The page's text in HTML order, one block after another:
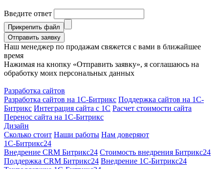
Введите ответ
Прикрепить файл
Отправить заявку
Наш менеджер по продажам свяжется с вами в ближайшее
время
Нажимая на кнопку «Отправить заявку», я соглашаюсь на
обработку моих персональных данных
Разработка сайтов
Разработка сайтов на 1С-Битрикс Поддержка сайтов на 1С-
Битрикс Интеграция сайта с 1С Расчет стоимости сайта
Перенос сайта на 1С-Битрикс
Дизайн
Сколько стоит Наши работы Нам доверяют
1С-Битрикс24
Внедрение CRM Битрикс24 Стоимость внедрения Битрикс24
Поддержка CRM Битрикс24 Внедрение 1С-Битрикс24